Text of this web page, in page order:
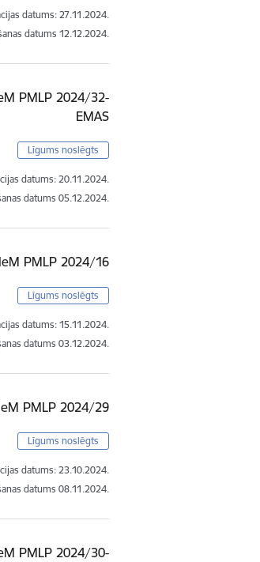
datums: 27.11.2024.
datums 12.12.2024.
PMLP 2024/32-
EMAS
Līgums noslēgts
datums: 20.11.2024.
datums 05.12.2024.
PMLP 2024/16
Līgums noslēgts
datums: 15.11.2024.
datums 03.12.2024.
PMLP 2024/29
Līgums noslēgts
datums: 23.10.2024.
datums 08.11.2024.
PMLP 2024/30-